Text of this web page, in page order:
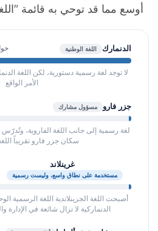
أوسع مما قد توحي به قائمة
الدنمارك اللغة الوطنية حوالي 5.4
لا توجد لغة رسمية دستورية، لكن اللغة
الأمر الواقع
جزر فارو مسؤول مشارك
لغة رسمية إلى جانب اللغة الفاروية،
سكان جزر فارو تقريباً
غرينلاند
مستخدمة على نطاق واسع، وليست رسمية
الدنماركية لا تزال شائعة في الإدارة